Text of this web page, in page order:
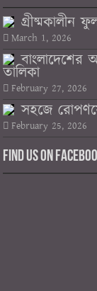
March 1, 2026
বাংলাদেশের
তালিকা
February 27, 2026
সহজে
February 25, 2026
Find us on